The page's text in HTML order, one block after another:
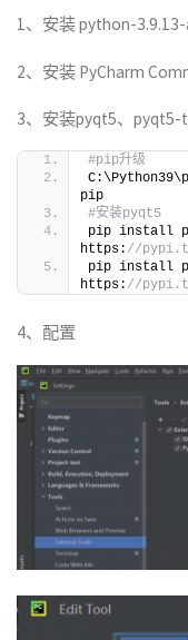
1、安装 python-3.9.13-
2、安装 PyCharm
3、安装pyqt5、pyqt5-
#pip升级
pip
#安装pyqt5
pip install
https: //
pip install
https: //
4、配置